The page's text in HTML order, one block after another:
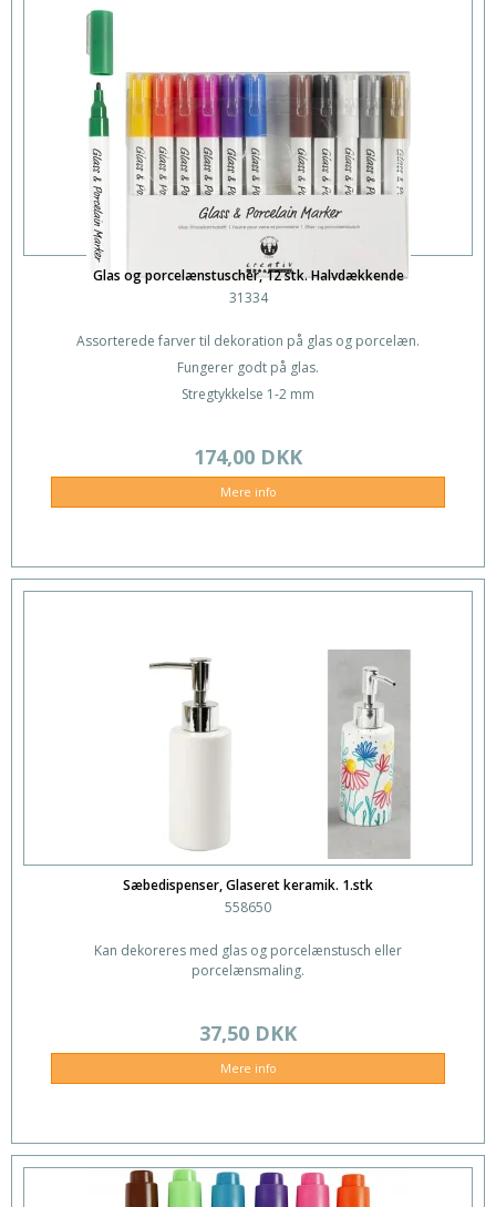
Glas og porcelænstuscher, 12 stk. Halvdækkende
31334
Assorterede farver til dekoration på glas og porcelæn.
Fungerer godt på glas.
Stregtykkelse 1-2 mm
174,00 DKK
Mere info
Sæbedispenser, Glaseret keramik. 1.stk
558650
Kan dekoreres med glas og porcelænstusch eller
porcelænsmaling.
37,50 DKK
Mere info